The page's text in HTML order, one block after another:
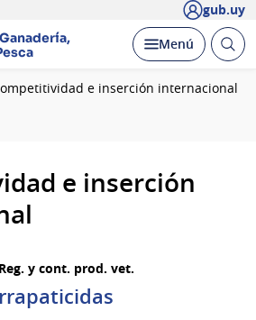
gub.uy
Desplegar
Menú Abrir
e inserción internacional
e inserción
y cont. prod. vet.